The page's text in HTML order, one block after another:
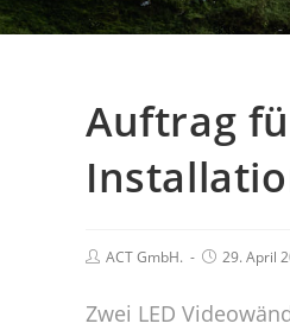
Auftrag
ACT GmbH. 29. April
Zwei LED